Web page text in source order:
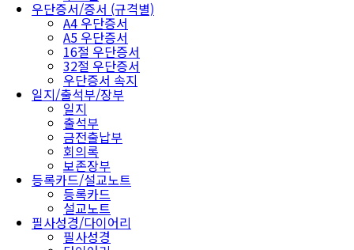
우단증서/증서 (규격별)
A4 우단증서
A5 우단증서
16절 우단증서
32절 우단증서
우단증서 속지
일지/출석부/장부
일지
출석부
금전출납부
회의록
보존장부
등록카드/설교노트
등록카드
설교노트
필사성경/다이어리
필사성경